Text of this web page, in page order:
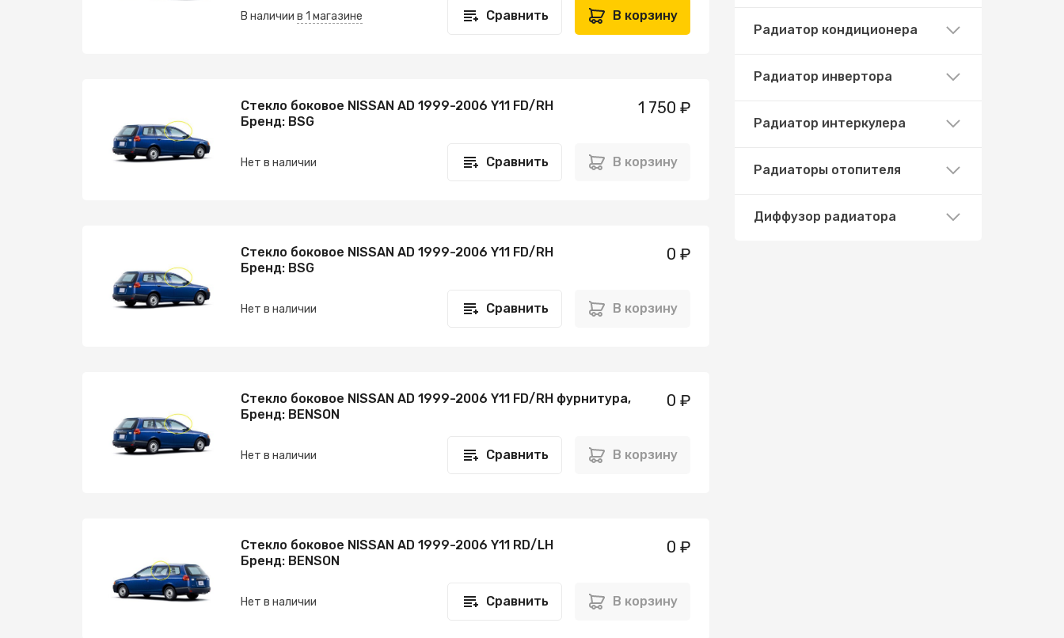
В наличии в 1 магазине Сравнить В корзину
Стекло боковое NISSAN AD 1999-2006 Y11 FD/RH
Бренд: BSG
1 750 ₽
Нет в наличии Сравнить В корзину
Стекло боковое NISSAN AD 1999-2006 Y11 FD/RH
Бренд: BSG
0 ₽
Нет в наличии Сравнить В корзину
Стекло боковое NISSAN AD 1999-2006 Y11 FD/RH фурнитура,
Бренд: BENSON
0 ₽
Нет в наличии Сравнить В корзину
Стекло боковое NISSAN AD 1999-2006 Y11 RD/LH
Бренд: BENSON
0 ₽
Нет в наличии Сравнить В корзину
Радиатор кондиционера
Радиатор инвертора
Радиатор интеркулера
Радиаторы отопителя
Диффузор радиатора